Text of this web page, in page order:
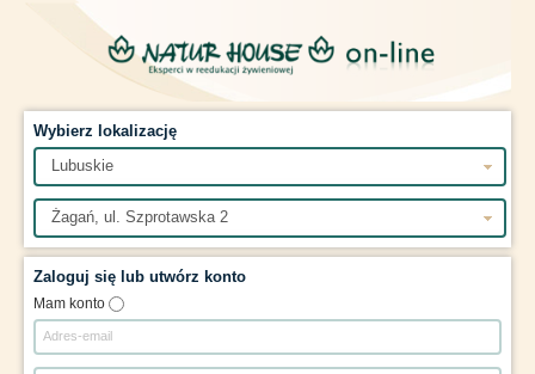
Wybierz lokalizację
Lubuskie
Żagań, ul. Szprotawska 2
Zaloguj się lub utwórz konto
Mam konto
Adres-email